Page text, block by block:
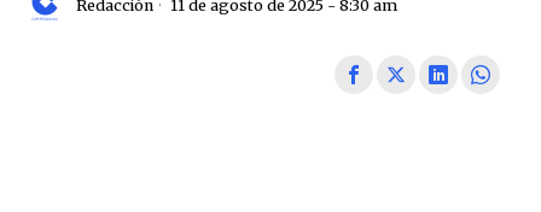
Redacción 11 de agosto de 2025 - 8:30 am